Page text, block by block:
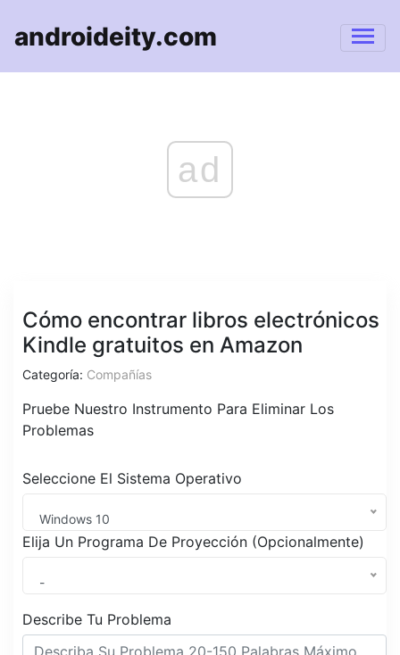
androideity.com
ad
Cómo encontrar libros electrónicos
Kindle gratuitos en Amazon
Categoría: Compañías
Pruebe Nuestro Instrumento Para Eliminar Los
Problemas
Seleccione El Sistema Operativo
Windows 10
Elija Un Programa De Proyección (Opcionalmente)
-
Describe Tu Problema